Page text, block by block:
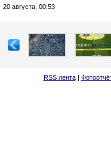
20 августа, 00:53
RSS лента|